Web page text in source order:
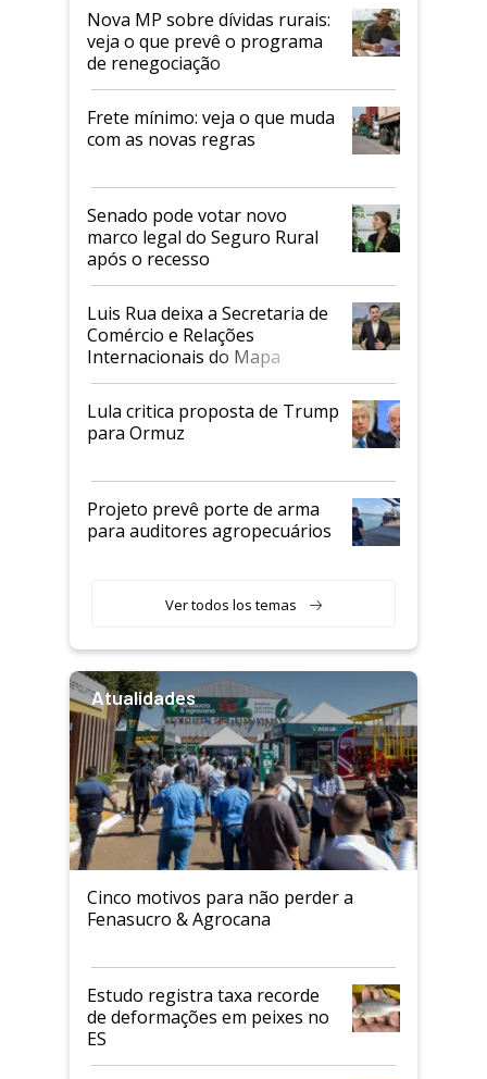
Nova MP sobre dívidas rurais:
veja o que prevê o programa
de renegociação
Frete mínimo: veja o que muda
com as novas regras
Senado pode votar novo
marco legal do Seguro Rural
após o recesso
Luis Rua deixa a Secretaria de
Comércio e Relações
Internacionais do Mapa
Lula critica proposta de Trump
para Ormuz
Projeto prevê porte de arma
para auditores agropecuários
Ver todos los temas
Atualidades
Cinco motivos para não perder a
Fenasucro & Agrocana
Estudo registra taxa recorde
de deformações em peixes no
ES